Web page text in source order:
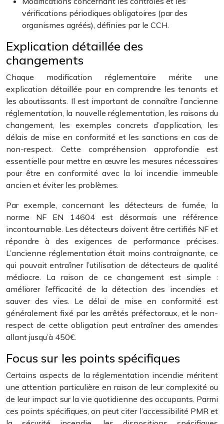
vérifications périodiques obligatoires (par des
organismes agréés), définies par le CCH.
Explication détaillée des
changements
Chaque modification réglementaire mérite une
explication détaillée pour en comprendre les tenants et
les aboutissants. Il est important de connaître l’ancienne
réglementation, la nouvelle réglementation, les raisons du
changement, les exemples concrets d’application, les
délais de mise en conformité et les sanctions en cas de
non-respect. Cette compréhension approfondie est
essentielle pour mettre en œuvre les mesures nécessaires
pour être en conformité avec la loi incendie immeuble
ancien et éviter les problèmes.
Par exemple, concernant les détecteurs de fumée, la
norme NF EN 14604 est désormais une référence
incontournable. Les détecteurs doivent être certifiés NF et
répondre à des exigences de performance précises.
L’ancienne réglementation était moins contraignante, ce
qui pouvait entraîner l’utilisation de détecteurs de qualité
médiocre. La raison de ce changement est simple :
améliorer l’efficacité de la détection des incendies et
sauver des vies. Le délai de mise en conformité est
généralement fixé par les arrêtés préfectoraux, et le non-
respect de cette obligation peut entraîner des amendes
allant jusqu’à 450€.
Focus sur les points spécifiques
Certains aspects de la réglementation incendie méritent
une attention particulière en raison de leur complexité ou
de leur impact sur la vie quotidienne des occupants. Parmi
ces points spécifiques, on peut citer l’accessibilité PMR et